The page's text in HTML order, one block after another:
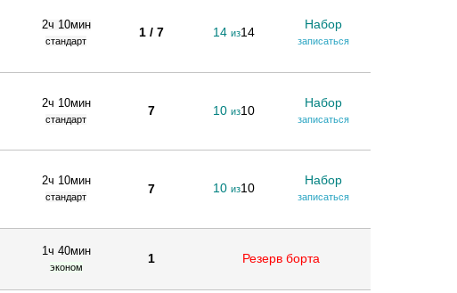
2ч 10мин
стандарт
1 / 7 14 из14
Набор
записаться
2ч 10мин
стандарт
7 10 из10
Набор
записаться
2ч 10мин
стандарт
7 10 из10
Набор
записаться
1ч 40мин
эконом
1 Резерв борта